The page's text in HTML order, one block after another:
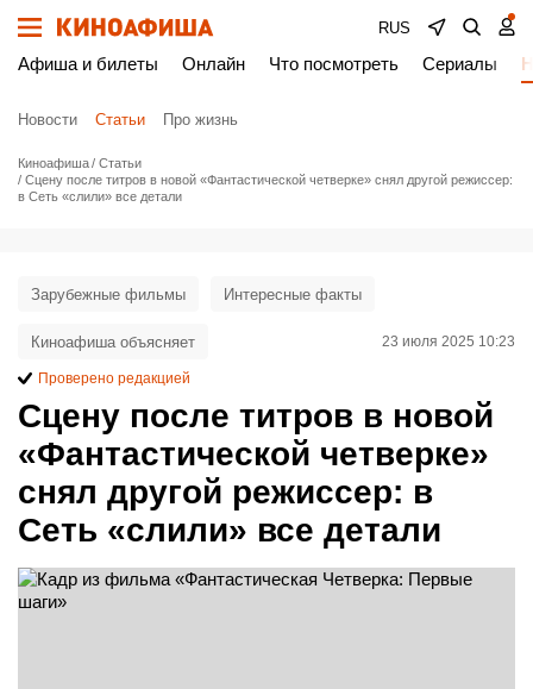
RUS
Афиша и билеты Онлайн Что посмотреть Сериалы
Новости Статьи Про жизнь
Киноафиша
Статьи
Сцену после титров в новой «Фантастической четверке» снял другой режиссер:
в Сеть «слили» все детали
Сцену после титров в новой
«Фантастической четверке»
снял другой режиссер: в
Сеть «слили» все детали
Зарубежные фильмы Интересные факты
Киноафиша объясняет 23 июля 2025 10:23
Проверено редакцией